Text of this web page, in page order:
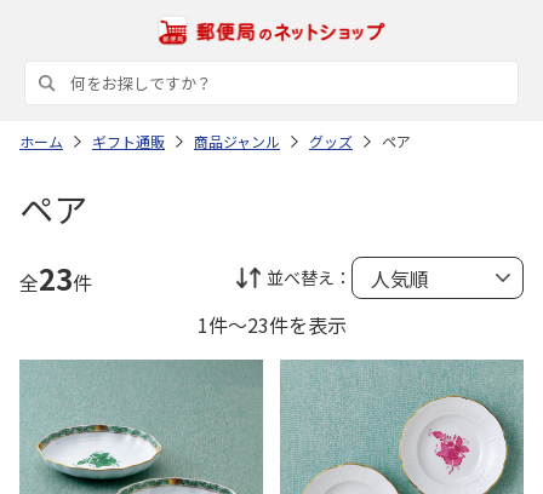
ホーム ギフト通販 商品ジャンル グッズ ペア
ペア
全23件 並べ替え：
1件～23件を表示